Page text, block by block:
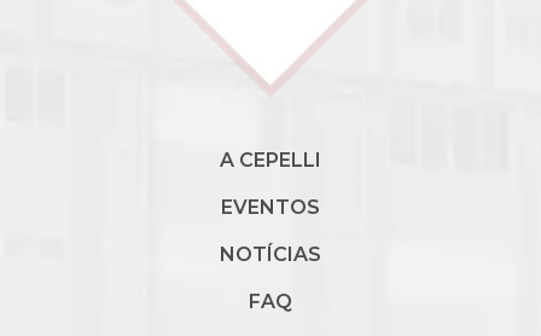
A CEPELLI
EVENTOS
NOTÍCIAS
FAQ